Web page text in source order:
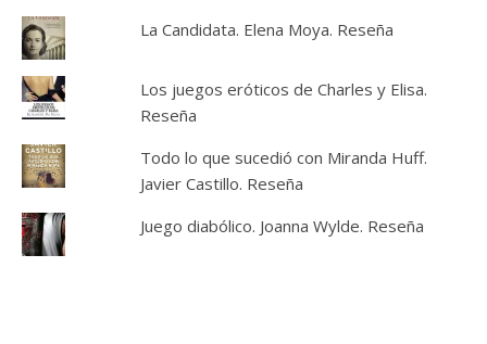
La Candidata. Elena Moya. Reseña
Los juegos eróticos de Charles y Elisa.
Reseña
Todo lo que sucedió con Miranda Huff.
Javier Castillo. Reseña
Juego diabólico. Joanna Wylde. Reseña